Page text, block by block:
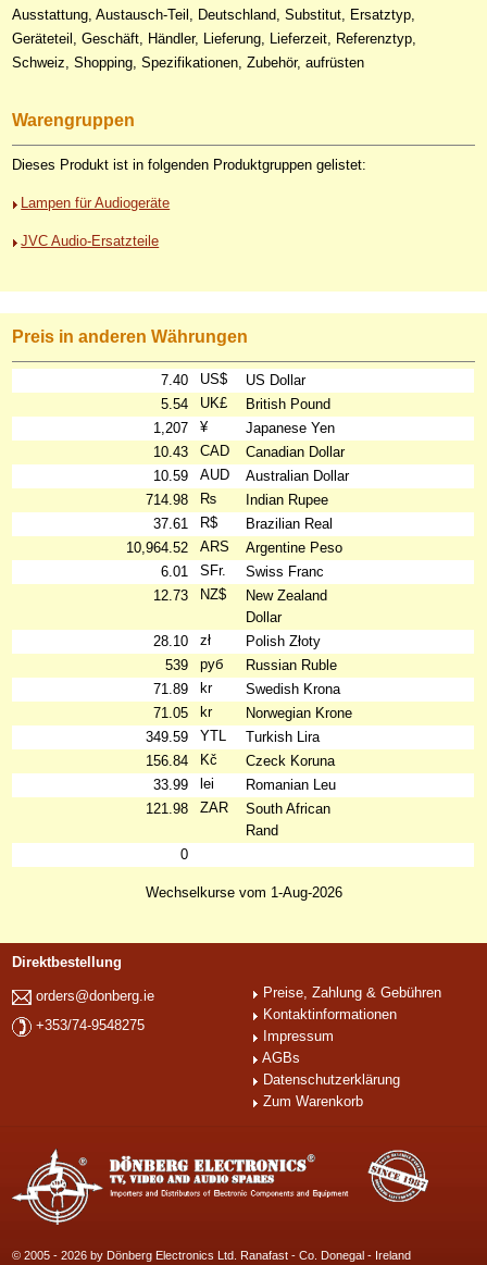
Ausstattung, Austausch-Teil, Deutschland, Substitut, Ersatztyp,
Geräteteil, Geschäft, Händler, Lieferung, Lieferzeit, Referenztyp,
Schweiz, Shopping, Spezifikationen, Zubehör, aufrüsten
Warengruppen
Dieses Produkt ist in folgenden Produktgruppen gelistet:
Lampen für Audiogeräte
JVC Audio-Ersatzteile
Preis in anderen Währungen
7.40 US$
US Dollar
5.54
UK£
British Pound
1,207
¥
Japanese Yen
10.43
CAD
Canadian Dollar
10.59
AUD
Australian Dollar
714.98
₨
Indian Rupee
37.61
R$
Brazilian Real
10,964.52
ARS
Argentine Peso
6.01
SFr.
Swiss Franc
12.73
NZ$
New Zealand
Dollar
28.10
zł
Polish Złoty
539
руб
Russian Ruble
71.89
kr
Swedish Krona
71.05
kr
Norwegian Krone
349.59
YTL
Turkish Lira
156.84
Kč
Czeck Koruna
33.99
lei
Romanian Leu
121.98
ZAR
South African
Rand
0
Wechselkurse vom 1-Aug-2026
Direktbestellung
orders@donberg.ie
+353/74-9548275
Preise, Zahlung & Gebühren
Kontaktinformationen
Impressum
AGBs
Datenschutzerklärung
Zum Warenkorb
© 2005 - 2026 by Dönberg Electronics Ltd. Ranafast - Co. Donegal - Ireland